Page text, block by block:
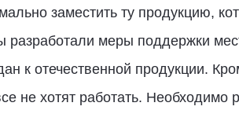
заместить ту продукцию,
разработали меры поддержки
к отечественной продукции.
не хотят работать.